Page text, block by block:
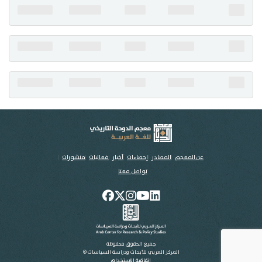
عن المعجم المصادر إحصاءات أخبار فعاليات منشورات
تواصل معنا
جميع الحقوق محفوظة
المركز العربي للأبحاث ودراسة السياسات ©